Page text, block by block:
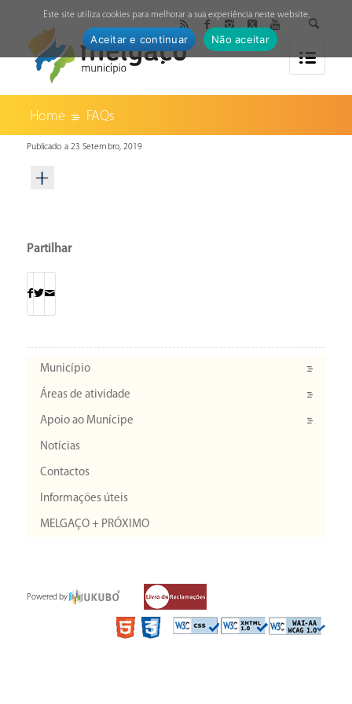
Home FAQs
Publicado a 23 Setembro, 2019
Partilhar
Município
Áreas de atividade
Apoio ao Munícipe
Notícias
Contactos
Informações úteis
MELGAÇO + PRÓXIMO
Powered by
Este site utiliza cookies para melhorar a sua experiência neste website.
Aceitar e continuar Não aceitar